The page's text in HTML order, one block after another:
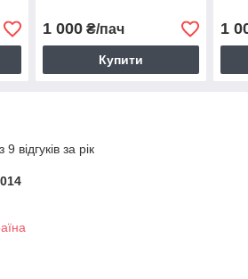
1 000₴/пач
Купити
1
відгуків за рік